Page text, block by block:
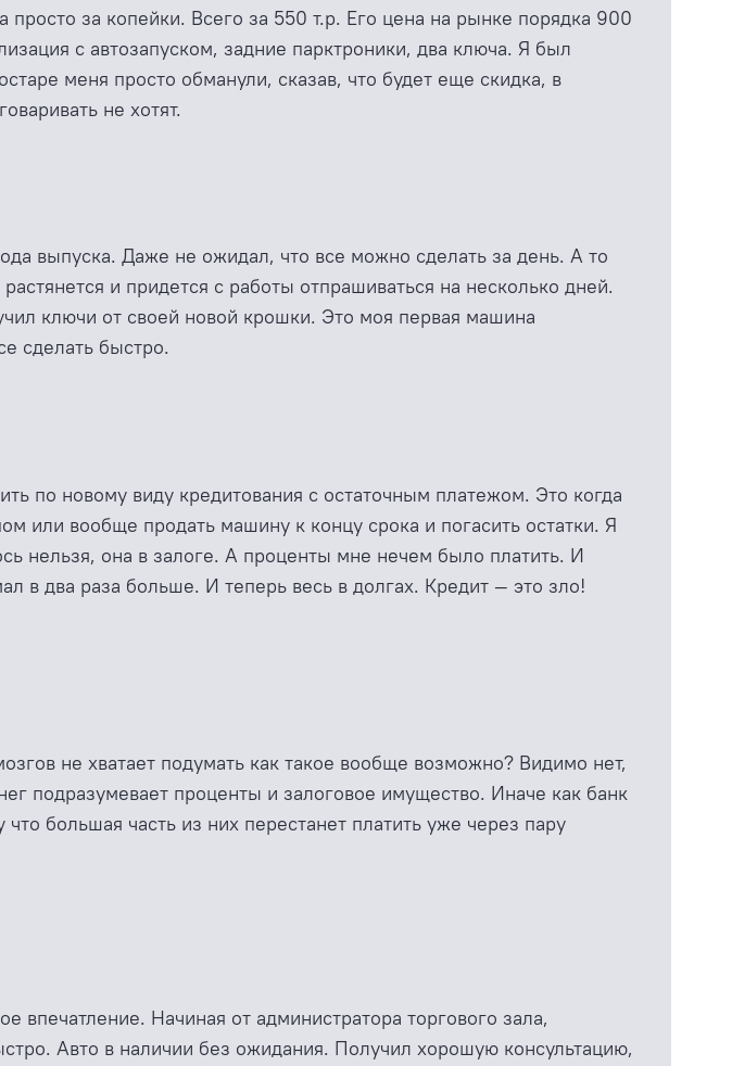
за копейки. Всего за 550 т.р. Его цена на рынке порядка 900
с автозапуском, задние парктроники, два ключа. Я был
меня просто обманули, сказав, что будет еще скидка, в
не хотят.
выпуска. Даже не ожидал, что все можно сделать за день. А то
и придется с работы отпрашиваться на несколько дней.
ключи от своей новой крошки. Это моя первая машина
сделать быстро.
по новому виду кредитования с остаточным платежом. Это когда
или вообще продать машину к концу срока и погасить остатки. Я
нельзя, она в залоге. А проценты мне нечем было платить. И
в два раза больше. И теперь весь в долгах. Кредит — это зло!
не хватает подумать как такое вообще возможно? Видимо нет,
подразумевает проценты и залоговое имущество. Иначе как банк
большая часть из них перестанет платить уже через пару
Начиная от администратора торгового зала,
Авто в наличии без ожидания. Получил хорошую консультацию,